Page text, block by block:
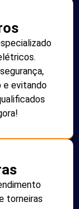
e evitando
torneiras